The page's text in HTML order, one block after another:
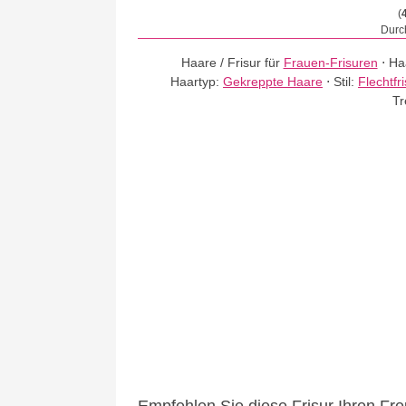
(
Haare / Frisur für Frauen-Frisuren ⋅
Haartyp:Gekreppte Haare ⋅ Stil: